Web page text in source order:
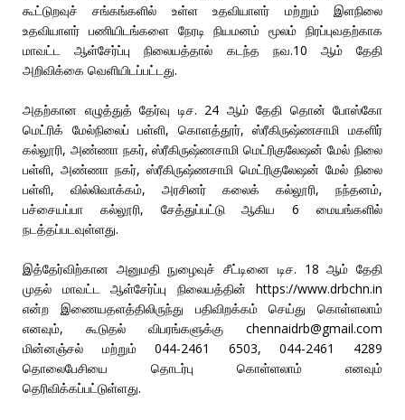
கூட்டுறவுச்‌ சங்கங்களில்‌ உள்ள உதவியாளர் மற்றும் இளநிலை
உதவியாளர் பணியிடங்களை நேரடி நியமனம்‌ மூலம்‌ நிரப்புவதற்காக
மாவட்ட ஆள்சேர்ப்பு நிலையத்தால்‌ கடந்த நவ.10 ஆம் தேதி
அறிவிக்கை வெளியிடப்பட்டது.
அதற்கான எழுத்துத்‌ தேர்வு டிச. 24 ஆம் தேதி தொன் போஸ்கோ
மெட்ரிக் மேல்நிலைப் பள்ளி, கொளத்தூர், ஸ்ரீகிருஷ்ணசாமி மகளிர்
கல்லூரி, அண்ணா நகர், ஸ்ரீகிருஷ்ணசாமி மெட்ரிகுலேஷன் மேல் நிலை
பள்ளி, அண்ணா நகர், ஸ்ரீகிருஷ்ணசாமி மெட்ரிகுலேஷன் மேல் நிலை
பள்ளி, வில்லிவாக்கம், அரசினர் கலைக் கல்லூரி, நந்தனம்,
பச்சையப்பா கல்லூரி, சேத்துப்பட்டு ஆகிய 6 மையங்களில்‌
நடத்தப்படவுள்ளது.
இத்தேர்விற்கான அனுமதி நுழைவுச்‌ சீட்டினை டிச. 18 ஆம் தேதி
முதல்‌ மாவட்ட ஆள்சேர்ப்பு நிலையத்தின் https://www.drbchn.in
என்ற இணையதளத்திலிருந்து பதிவிறக்கம்‌ செய்து கொள்ளலாம்‌
எனவும், கூடுதல்‌ விபரங்களுக்கு chennaidrb@gmail.com
மின்னஞ்சல்‌ மற்றும்‌ 044-2461 6503, 044-2461 4289
தொலைபேசியை தொடர்பு கொள்ளலாம்‌ எனவும்
தெரிவிக்கப்பட்டுள்ளது.